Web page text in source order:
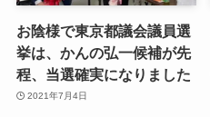
お陰様で東京都議会議員選
挙は、かんの弘一候補が先
程、当選確実になりました
2021年7月4日